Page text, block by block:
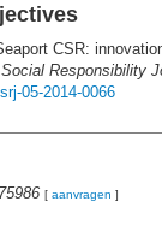
CSR:
Social Responsibility
05-2014-0066
[ aanvragen ]